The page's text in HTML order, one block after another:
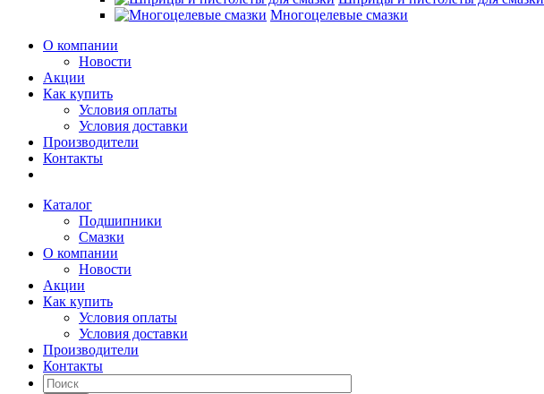
Многоцелевые смазки
О компании
Новости
Акции
Как купить
Условия оплаты
Условия доставки
Производители
Контакты
Каталог
Подшипники
Смазки
О компании
Новости
Акции
Как купить
Условия оплаты
Условия доставки
Производители
Контакты